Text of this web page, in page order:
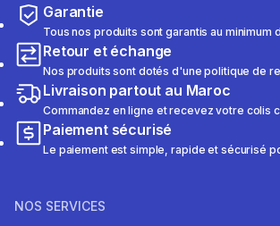
Garantie
Tous nos produits sont garantis au minimum
Retour et échange
Nos produits sont dotés d'une politique de
Livraison partout au Maroc
Commandez en ligne et recevez votre colis
Paiement sécurisé
Le paiement est simple, rapide et sécurisé
NOS SERVICES